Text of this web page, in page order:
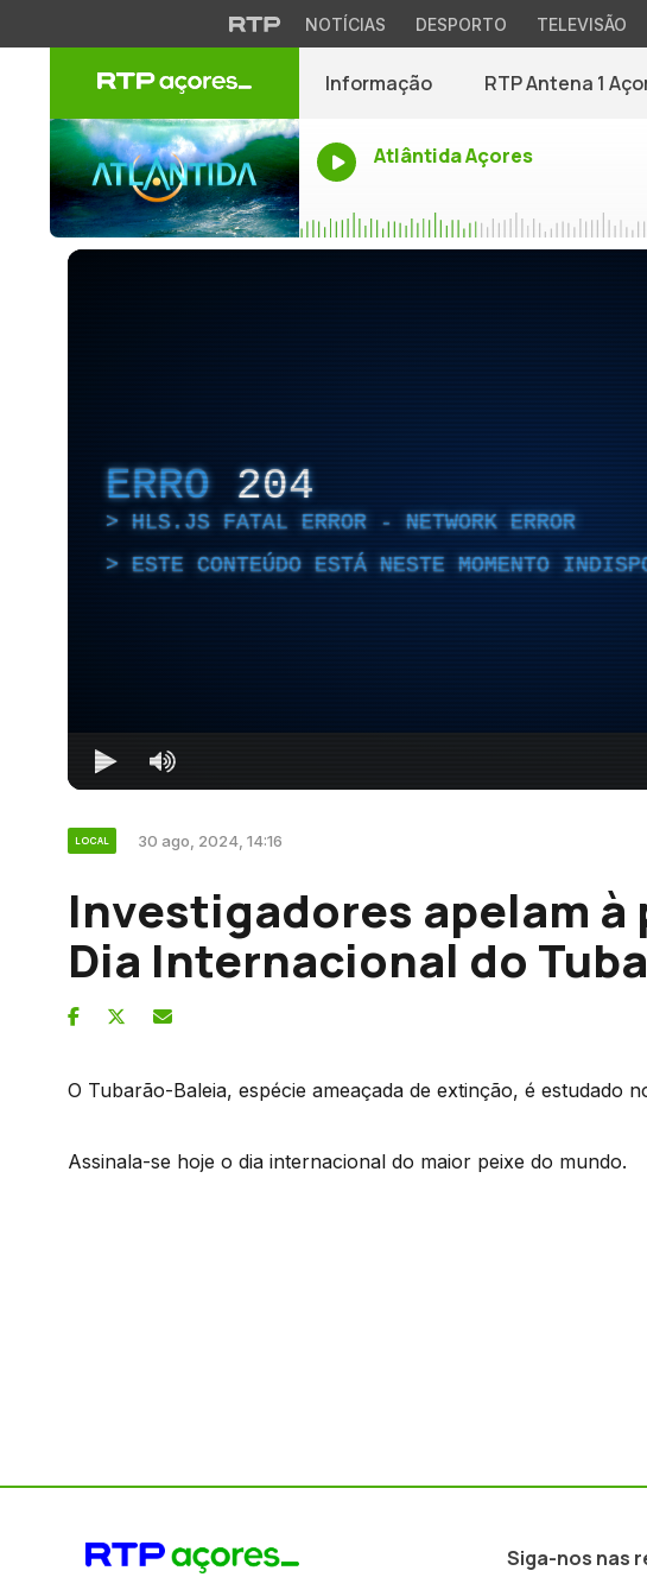
NOTÍCIAS DESPORTO TELEVISÃO
Informação RTP Antena 1
Atlântida Açores
ERRO 204
HLS.JS FATAL ERROR - NETWORK ERROR
ESTE CONTEÚDO ESTÁ NESTE MOMENTO
LOCAL 30 ago, 2024, 14:16
Investigadores apelam à
Dia Internacional do
O Tubarão-Baleia, espécie ameaçada de extinção, é estudado
Assinala-se hoje o dia internacional do maior peixe do mundo.
Siga-nos nas